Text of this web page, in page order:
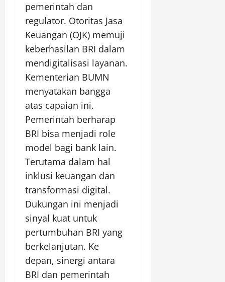
pemerintah dan
regulator. Otoritas Jasa
Keuangan (OJK) memuji
keberhasilan BRI dalam
mendigitalisasi layanan.
Kementerian BUMN
menyatakan bangga
atas capaian ini.
Pemerintah berharap
BRI bisa menjadi role
model bagi bank lain.
Terutama dalam hal
inklusi keuangan dan
transformasi digital.
Dukungan ini menjadi
sinyal kuat untuk
pertumbuhan BRI yang
berkelanjutan. Ke
depan, sinergi antara
BRI dan pemerintah